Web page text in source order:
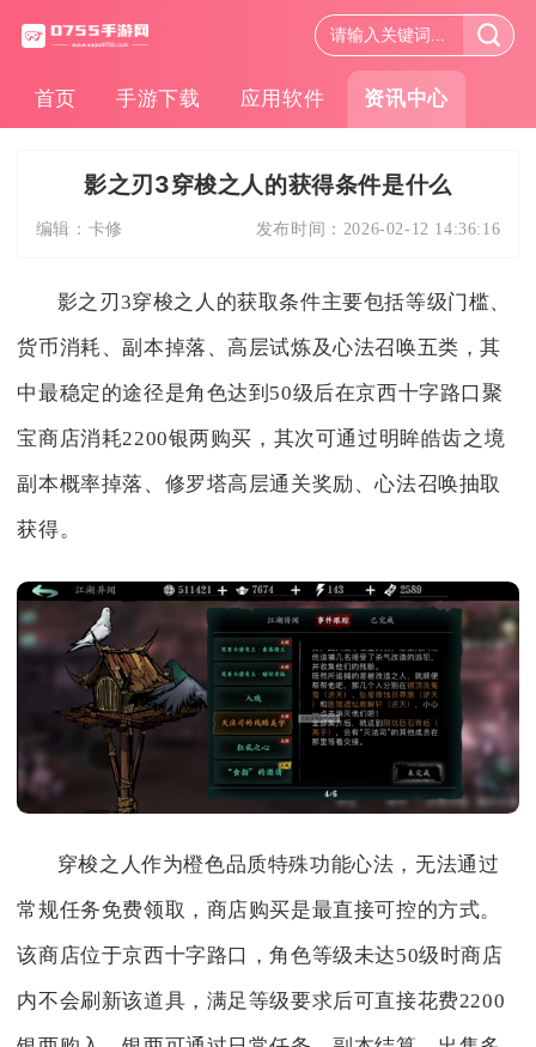
首页 手游下载 应用软件 资讯中心
影之刃3穿梭之人的获得条件是什么
编辑： 卡修 发布时间： 2026-02-12 14:36:16
影之刃3穿梭之人的获取条件主要包括等级门槛、
货币消耗、副本掉落、高层试炼及心法召唤五类，其
中最稳定的途径是角色达到50级后在京西十字路口聚
宝商店消耗2200银两购买，其次可通过明眸皓齿之境
副本概率掉落、修罗塔高层通关奖励、心法召唤抽取
获得。
穿梭之人作为橙色品质特殊功能心法，无法通过
常规任务免费领取，商店购买是最直接可控的方式。
该商店位于京西十字路口，角色等级未达50级时商店
内不会刷新该道具，满足等级要求后可直接花费2200